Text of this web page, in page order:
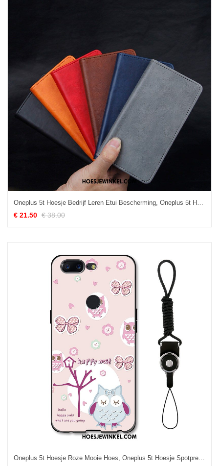
Oneplus 5t Hoesje Bedrijf Leren Etui Bescherming, Oneplus 5t Hoesje Grijs Vintage
€ 21.50 € 38.00
Oneplus 5t Hoesje Roze Mooie Hoes, Oneplus 5t Hoesje Spotprent Trend